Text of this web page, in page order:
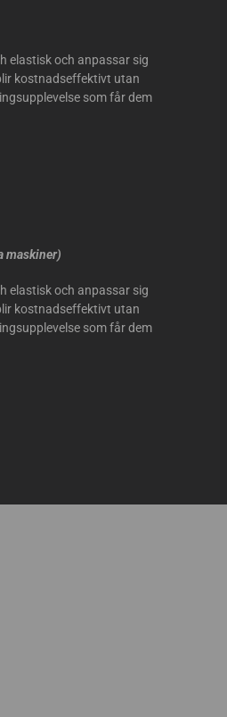
elastisk och anpassar sig
kostnadseffektivt utan
som får dem
maskiner)
elastisk och anpassar sig
kostnadseffektivt utan
som får dem